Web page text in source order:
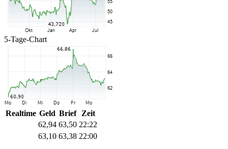
5-Tage-Chart
Realtime Geld Brief
Zeit
62,94 63,50 22:22
63,10 63,38 22:00